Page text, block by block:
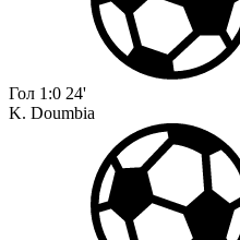
Гол 1:0 24'
K. Doumbia